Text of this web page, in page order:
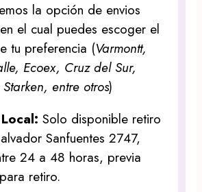
la opción de envios
en el cual puedes escoger el
tu preferencia (Varmontt,
Ecoex, Cruz del Sur,
entre otros)
Solo disponible retiro
Sanfuentes 2747,
24 a 48 horas, previa
retiro.